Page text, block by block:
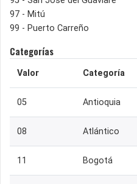
97 - Mitú
99 - Puerto Carreño
Categorías
Valor Categoría
05 Antioquia
08 Atlántico
11 Bogotá